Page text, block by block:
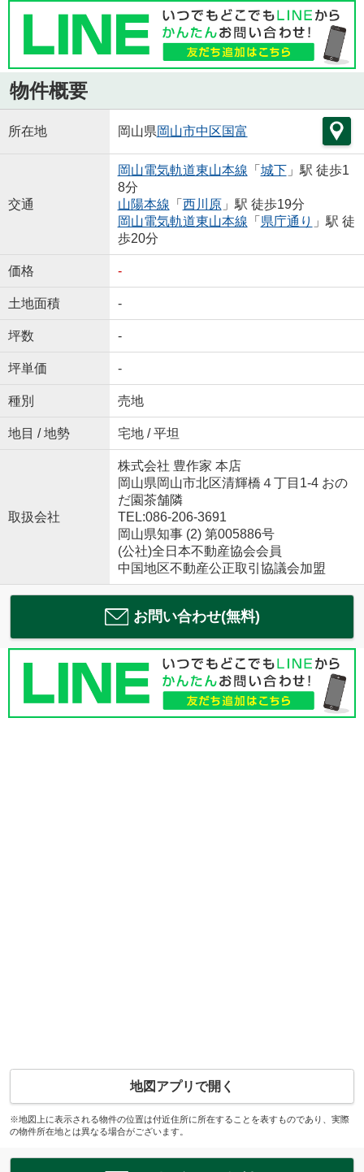
物件概要
所在地 岡山県岡山市中区国富
交通
岡山電気軌道東山本線 「 城下」駅 徒歩1
8分
山陽本線 「 西川原」駅 徒歩19分
岡山電気軌道東山本線 「 県庁通り 」駅 徒
歩20分
価格 -
土地面積 -
坪数 -
坪単価 -
種別 売地
地目 / 地勢 宅地 / 平坦
取扱会社
株式会社 豊作家 本店
岡山県岡山市北区清輝橋４丁目1-4 おの
だ園茶舗隣
TEL:086-206-3691
岡山県知事 (2) 第005886号
(公社)全日本不動産協会会員
中国地区不動産公正取引協議会加盟
お問い合わせ(無料)
地図アプリで開く
※地図上に表示される物件の位置は付近住所に所在することを表すものであり、実際
の物件所在地とは異なる場合がございます。